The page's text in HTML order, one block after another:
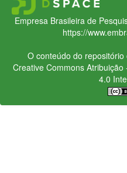
Empresa Brasileira de
https://
O conteúdo do
Creative CommonsAtribuição
4.0